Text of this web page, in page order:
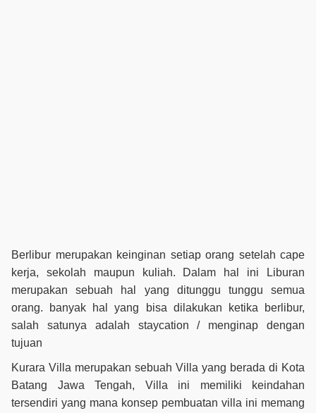
Berlibur merupakan keinginan setiap orang setelah cape
kerja, sekolah maupun kuliah. Dalam hal ini Liburan
merupakan sebuah hal yang ditunggu tunggu semua
orang. banyak hal yang bisa dilakukan ketika berlibur,
salah satunya adalah staycation / menginap dengan
tujuan
Kurara Villa merupakan sebuah Villa yang berada di Kota
Batang Jawa Tengah, Villa ini memiliki keindahan
tersendiri yang mana konsep pembuatan villa ini memang